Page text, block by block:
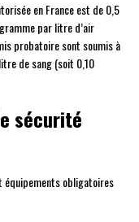
en France est de 0,5
par litre d’air
probatoire sont soumis à
de sang (soit 0,10
sécurité
équipements obligatoires